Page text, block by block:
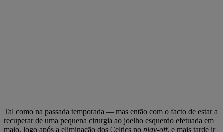
Tal como na passada temporada — mas então com o facto de estar a
recuperar de uma pequena cirurgia ao joelho esquerdo efetuada em
maio, logo após a eliminação dos Celtics no play-off, e mais tarde ir